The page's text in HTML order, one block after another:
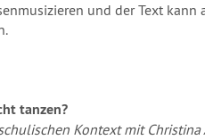
und der Text
tanzen?
Kontext mit Christina